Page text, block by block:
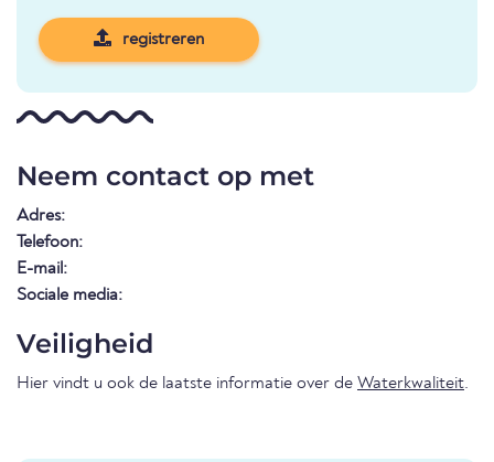
registreren
Neem contact op met
Adres:
Telefoon:
E-mail:
Sociale media:
Veiligheid
Hier vindt u ook de laatste informatie over de Waterkwaliteit.